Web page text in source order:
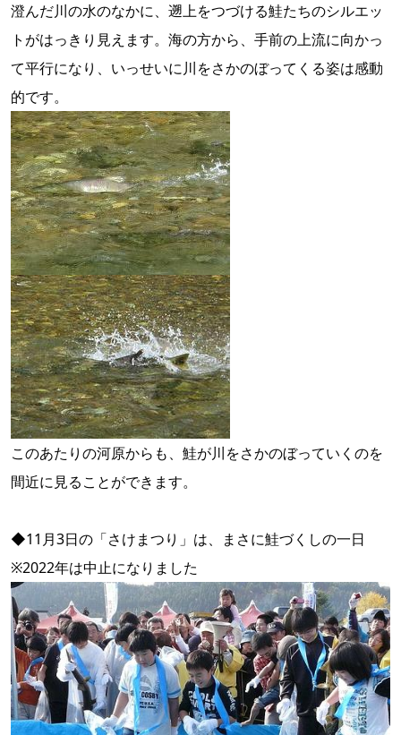
澄んだ川の水のなかに、遡上をつづける鮭たちのシルエッ
トがはっきり見えます。海の方から、手前の上流に向かっ
て平行になり、いっせいに川をさかのぼってくる姿は感動
的です。
このあたりの河原からも、鮭が川をさかのぼっていくのを
間近に見ることができます。
◆11月3日の「さけまつり」は、まさに鮭づくしの一日
※2022年は中止になりました